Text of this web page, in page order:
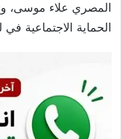
المصري علاء موسى،
الحماية الاجتماعية في